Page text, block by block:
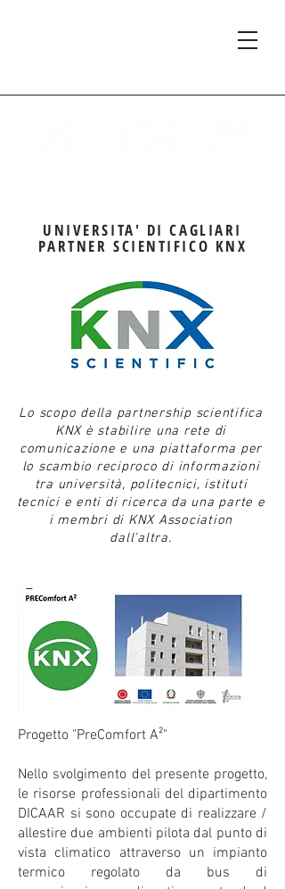
UNIVERSITA' DI CAGLIARI
PARTNER SCIENTIFICO KNX
Lo scopo della partnership scientifica
KNX è stabilire una rete di
comunicazione e una piattaforma per
lo scambio reciproco di informazioni
tra università, politecnici, istituti
tecnici e enti di ricerca da una parte e
i membri di KNX Association
dall'altra.
Progetto "PreComfort A²"
Nello svolgimento del presente progetto,
le risorse professionali del dipartimento
DICAAR si sono occupate di realizzare /
allestire due ambienti pilota dal punto di
vista climatico attraverso un impianto
termico regolato da bus di